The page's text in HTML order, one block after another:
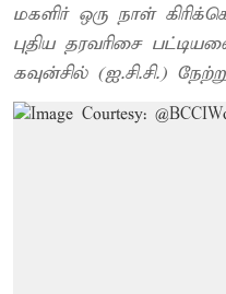
மகளிர் ஒரு நாள்
புதிய தரவரிசை
கவுன்சில் (ஐ.சி.சி.)